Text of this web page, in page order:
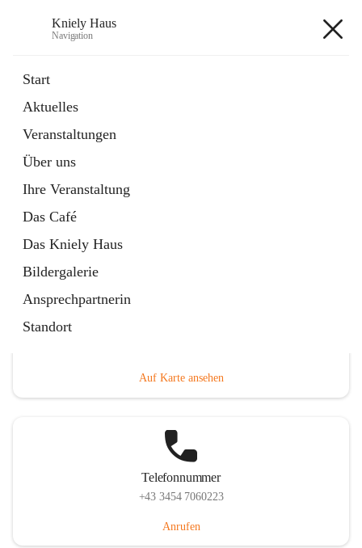
Kniely Haus
Navigation
Start
Aktuelles
Veranstaltungen
Über uns
Ihre Veranstaltung
Das Café
Das Kniely Haus
Bildergalerie
Ansprechpartnerin
Standort
Externe Webseite
in
Tab
Ö-Ticket
Externe Webseite
öffnet
in
neuem
Tab
Arnfelser Straße 10, 8463 Leutschach an der Weinstraße,
Auf Karte ansehen
Telefonnummer
+43 3454 7060223
Anrufen